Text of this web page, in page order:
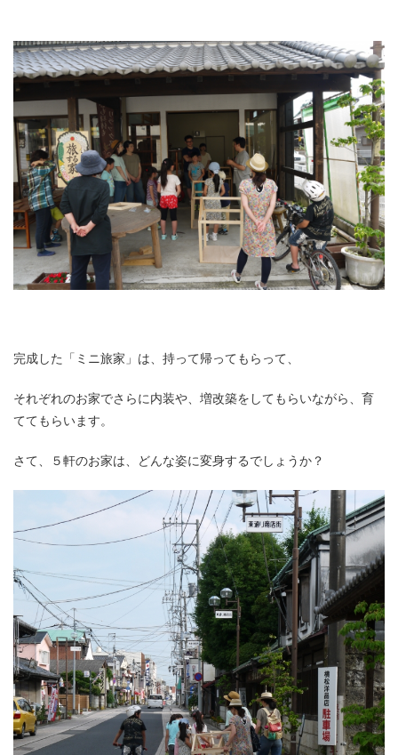
完成した「ミニ旅家」は、持って帰ってもらって、
それぞれのお家でさらに内装や、増改築をしてもらいながら、育
ててもらいます。
さて、５軒のお家は、どんな姿に変身するでしょうか？